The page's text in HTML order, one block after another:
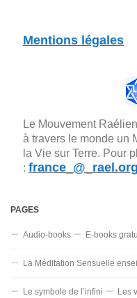
Mentions légales
Le Mouvement
à travers le monde un
la Vie sur Terre. Pour
: france_@_rael.org
PAGES
Audio-books E-books
La Méditation Sensuelle
Le symbole de l’infini Les